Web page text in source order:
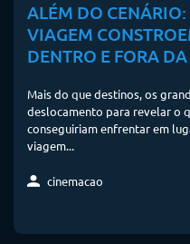
ALÉM DO
VIAGEM
DENTRO E FORA
Mais do que destinos, os
deslocamento para revelar o
conseguiriam enfrentar em
viagem...
cinemacao